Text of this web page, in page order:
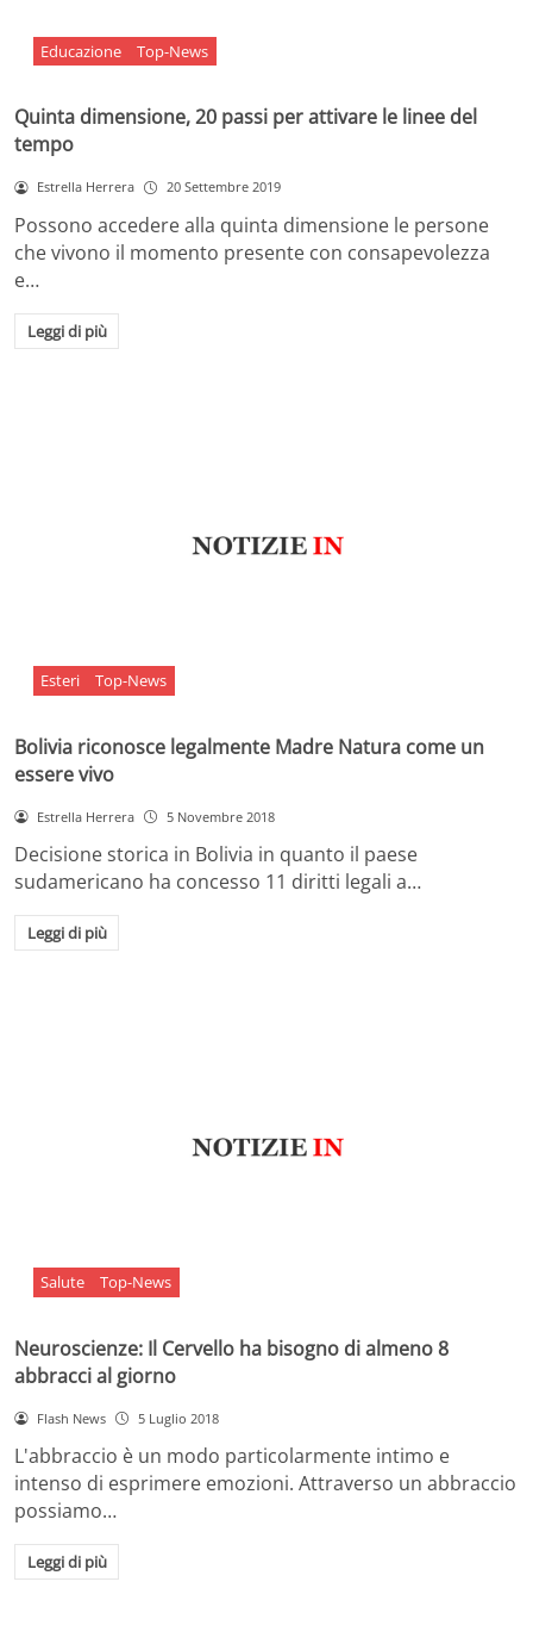
Educazione Top-News
Quinta dimensione, 20 passi per attivare le linee del
tempo
Estrella Herrera 20 Settembre 2019
Possono accedere alla quinta dimensione le persone
che vivono il momento presente con consapevolezza
e…
Leggi di più
Esteri Top-News
Bolivia riconosce legalmente Madre Natura come un
essere vivo
Estrella Herrera 5 Novembre 2018
Decisione storica in Bolivia in quanto il paese
sudamericano ha concesso 11 diritti legali a…
Leggi di più
Salute Top-News
Neuroscienze: Il Cervello ha bisogno di almeno 8
abbracci al giorno
Flash News 5 Luglio 2018
L'abbraccio è un modo particolarmente intimo e
intenso di esprimere emozioni. Attraverso un abbraccio
possiamo…
Leggi di più